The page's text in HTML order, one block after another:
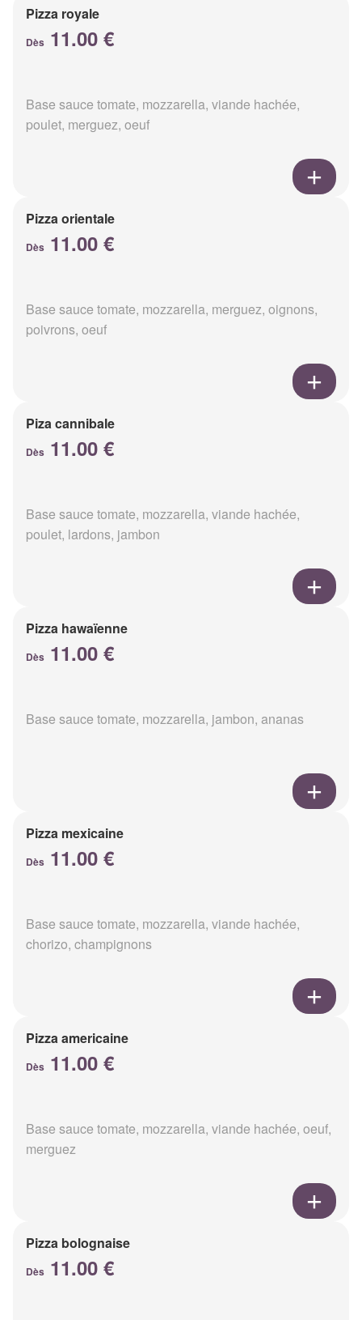
Pizza royale
Dès 11.00 €
Base sauce tomate, mozzarella, viande hachée,
poulet, merguez, oeuf
Pizza orientale
Dès 11.00 €
Base sauce tomate, mozzarella, merguez, oignons,
poivrons, oeuf
Piza cannibale
Dès 11.00 €
Base sauce tomate, mozzarella, viande hachée,
poulet, lardons, jambon
Pizza hawaïenne
Dès 11.00 €
Base sauce tomate, mozzarella, jambon, ananas
Pizza mexicaine
Dès 11.00 €
Base sauce tomate, mozzarella, viande hachée,
chorizo, champignons
Pizza americaine
Dès 11.00 €
Base sauce tomate, mozzarella, viande hachée, oeuf,
merguez
Pizza bolognaise
Dès 11.00 €